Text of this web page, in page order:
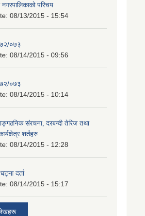
नगरपालिकाको परिचय
08/13/2015 - 15:54
०७३
08/14/2015 - 09:56
०७३
08/14/2015 - 10:14
संरचना, दरबन्दी तेरिज तथा
शर्तहरु
08/14/2015 - 12:28
दर्ता
08/14/2015 - 15:17